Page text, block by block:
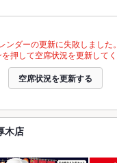
ンダーの更新に失敗しました。
押して空席状況を更新してく
空席状況を更新する
店